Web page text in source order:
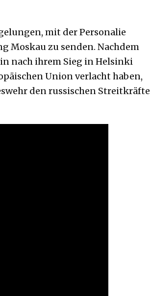
mit der Personalie
Moskau zu senden. Nachdem
nach ihrem Sieg in Helsinki
Union verlacht haben,
den russischen Streitkräfte